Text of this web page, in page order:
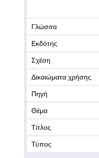
Γλώσσα
Εκδότης
Σχέση
Δικαιώματα χρήσης
Πηγή
Θέμα
Τίτλος
Τύπος